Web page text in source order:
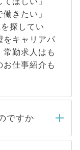
きたい」
探してい
をキャリアパ
勤求人はも
仕事紹介も
ですか
社担当者がご